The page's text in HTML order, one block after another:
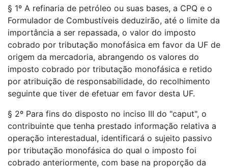
§ 1º A refinaria de petróleo ou suas bases, a CPQ e o
Formulador de Combustíveis deduzirão, até o limite da
importância a ser repassada, o valor do imposto
cobrado por tributação monofásica em favor da UF de
origem da mercadoria, abrangendo os valores do
imposto cobrado por tributação monofásica e retido
por atribuição de responsabilidade, do recolhimento
seguinte que tiver de efetuar em favor desta UF.
§ 2º Para fins do disposto no inciso III do "caput", o
contribuinte que tenha prestado informação relativa a
operação interestadual, identificará o sujeito passivo
por tributação monofásica do qual o imposto foi
cobrado anteriormente, com base na proporção da